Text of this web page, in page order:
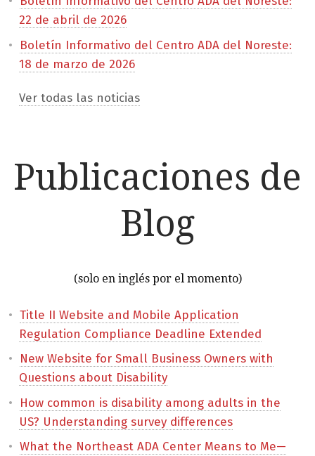
22 de abril de 2026
Boletín Informativo del Centro ADA del Noreste:
18 de marzo de 2026
Ver todas las noticias
Publicaciones de
Blog
(solo en inglés por el momento)
Title II Website and Mobile Application
Regulation Compliance Deadline Extended
New Website for Small Business Owners with
Questions about Disability
How common is disability among adults in the
US? Understanding survey differences
What the Northeast ADA Center Means to Me—